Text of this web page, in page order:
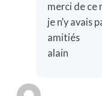
merci de ce
je n’y avais
amitiés
alain